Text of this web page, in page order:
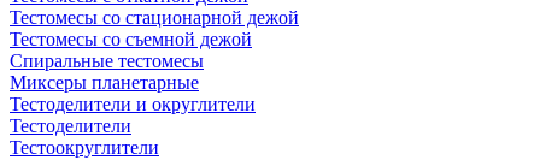
Тестомесы со стационарной дежой
Тестомесы со съемной дежой
Спиральные тестомесы
Миксеры планетарные
Тестоделители и округлители
Тестоделители
Тестоокруглители